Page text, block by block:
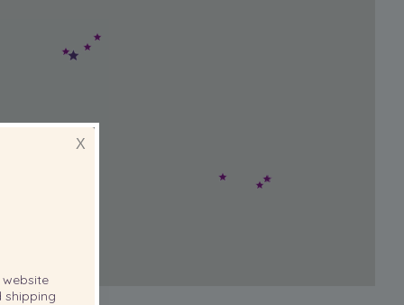
X
website
shipping